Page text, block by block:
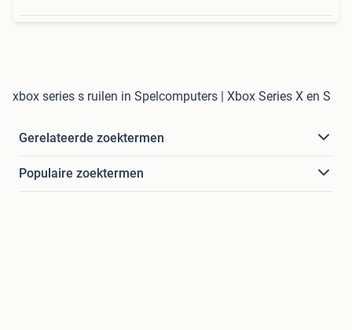
xbox series s ruilen in Spelcomputers | Xbox Series X en S
Gerelateerde zoektermen
Populaire zoektermen